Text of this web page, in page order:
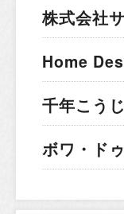
株式会社
Home
千年こう
ボワ・ド